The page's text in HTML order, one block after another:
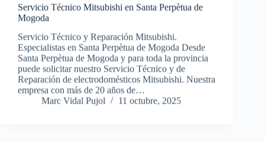
Servicio Técnico Mitsubishi en Santa Perpètua de
Mogoda
Servicio Técnico y Reparación Mitsubishi.
Especialistas en Santa Perpètua de Mogoda Desde
Santa Perpètua de Mogoda y para toda la provincia
puede solicitar nuestro Servicio Técnico y de
Reparación de electrodomésticos Mitsubishi. Nuestra
empresa con más de 20 años de…
Marc Vidal Pujol
11 octubre, 2025